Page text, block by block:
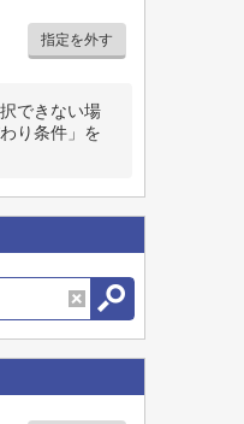
指定を外す
できない場
り条件」を